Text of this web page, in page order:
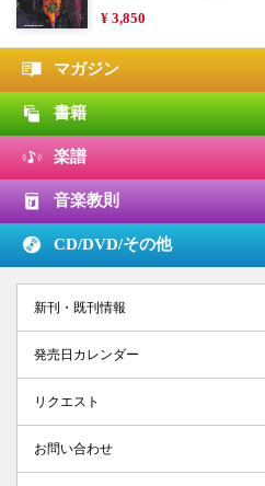
¥ 3,850
マガジン
書籍
楽譜
音楽教則
CD/DVD/その他
新刊・既刊情報
発売日カレンダー
リクエスト
お問い合わせ